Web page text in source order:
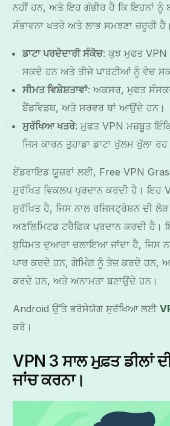
ਨਹੀਂ ਹਨ, ਅਤੇ ਇਹ ਗੰਭੀਰ ਹੈ ਕਿ ਇਹਨਾਂ ਨੂੰ
ਸੰਭਾਵਨਾ ਖਤਰੇ ਅਤੇ ਲਾਭ ਸਮਝਣਾ ਜ਼ਰੂਰੀ ਹੈ।
ਡਾਟਾ ਪਰਦੇਦਾਰੀ ਸੰਕੋਚ: ਕੁਝ ਮੁਫਤ
ਸਕਦੇ ਹਨ ਅਤੇ ਤੀਜੇ ਪਾਰਟੀਆਂ ਨੂੰ ਵੇਚ
ਸੀਮਤ ਵਿਸ਼ੇਸ਼ਤਾਵਾਂ: ਅਕਸਰ, ਮੁਫਤ
ਬੈਂਡਵਿਡਥ, ਅਤੇ ਸਰਵਰ ਥਾਂ ਆਉਂਦੇ ਹਨ।
ਸੁਰੱਖਿਆ ਖਤਰੇ: ਮੁਫਤ VPN ਮਜ਼ਬੂਤ
ਜਿਸ ਕਾਰਨ ਤੁਹਾਡਾ ਡਾਟਾ ਖੁੱਲਮ ਖੁੱਲਾ ਰਹ
ਏਂਡਰਾਇਡ ਯੂਜ਼ਰਾਂ ਲਈ, Free VPN
ਸੁਰੱਖਿਤ ਵਿਕਲਪ ਪ੍ਰਦਾਨ ਕਰਦੀ ਹੈ। ਇਹ
ਸੁਰੱਖਿਤ ਹੈ, ਜਿਸ ਨਾਲ ਰਜਿਸਟ੍ਰੇਸ਼ਨ ਦੀ
ਅਣਲਿਮਿਟਡ ਟਰੈਫ਼ਿਕ ਪ੍ਰਦਾਨ ਕਰਦੀ
ਬੁਧਿਮਤ ਦੁਆਰਾ ਚਲਾਇਆ ਜਾਂਦਾ ਹੈ, ਜਿਸ
ਪਾਰ ਕਰਦੇ ਹਨ, ਗੇਮਿੰਗ ਨੂੰ ਤੇਜ਼ ਕਰਦੇ ਹਨ,
ਕਰਦੇ ਹਨ, ਅਤੇ ਅਨਾਮਤਾ ਬਣਾਉਂਦੇ ਹਨ।
Android ਉੱਤੇ ਭਰੋਸੇਯੋਗ ਸੁਰੱਖਿਆ ਲਈ
ਕਰੋ।
VPN 3 ਸਾਲ ਮੁਫ਼ਤ ਡੀਲਾਂ
ਜਾਂਚ ਕਰਨਾ।